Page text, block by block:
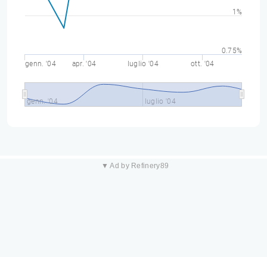
genn. '04 apr. '04 luglio '04 ott. '04
genn. '04 luglio '04
0.75%
1%
▼ Ad by Refinery89